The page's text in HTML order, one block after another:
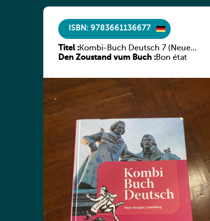
ISBN: 9783661136677
Titel :Kombi-Buch Deutsch 7 (Neue
Ausgabe Luxemburg)
Den Zoustand vum Buch :Bon état